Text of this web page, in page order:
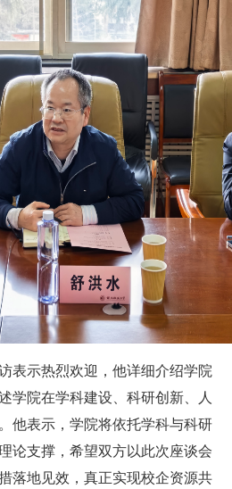
表示热烈欢迎，他详细介绍学院
学院在学科建设、科研创新、人
他表示，学院将依托学科与科研
论支撑，希望双方以此次座谈会
落地见效，真正实现校企资源共